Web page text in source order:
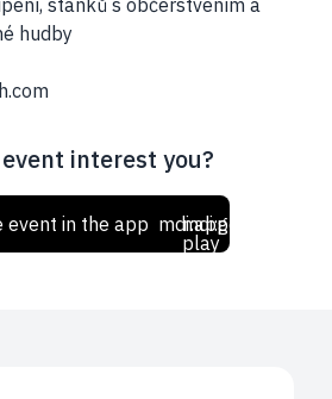
stánků s občerstvením a
hudby
interest you?
event in the app mdi:apple
mdi:google-
play